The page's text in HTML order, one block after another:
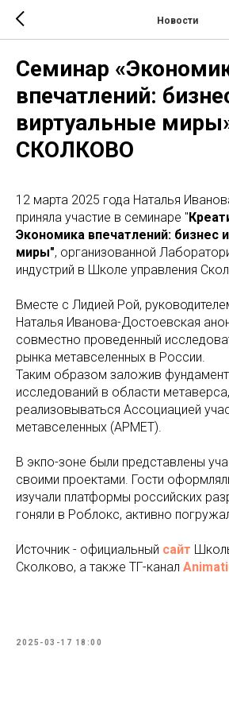
Новости
Cеминар
впечатлений:
виртуальные
СКОЛКОВО
12 марта 2025 года Наталья
приняла участие в семинаре "
Экономика впечатлений: бизнес
миры", организованной
индустрий в Школе управления
Вместе с Лидией Рой,
Наталья Иванова-Достоевская
совместно проведенный
рынка метавселенных в России.
Таким образом заложив фундамент
исследований в области
реализовываться Ассоциацией
метавселенных (АРМЕТ).
В экпо-зоне были представлены
своими проектами. Гости
изучали платформы российских
гоняли в Роблокс, активно
Источник - официальный сайт
Сколково, а также ТГ-канал
2025-03-17 18:00